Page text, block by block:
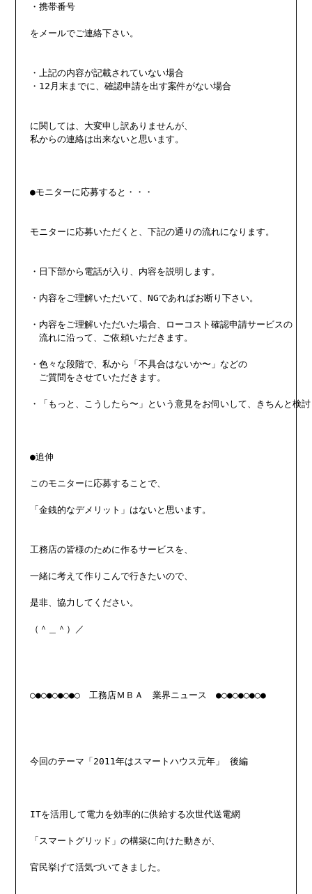
・携帯番号
をメールでご連絡下さい。
・上記の内容が記載されていない場合
・12月末までに、確認申請を出す案件がない場合
に関しては、大変申し訳ありませんが、
私からの連絡は出来ないと思います。
●モニターに応募すると・・・
モニターに応募いただくと、下記の通りの流れになります。
・日下部から電話が入り、内容を説明します。
・内容をご理解いただいて、NGであればお断り下さい。
・内容をご理解いただいた場合、ローコスト確認申請サービスの
流れに沿って、ご依頼いただきます。
・色々な段階で、私から「不具合はないか〜」などの
ご質問をさせていただきます。
・「もっと、こうしたら〜」という意見をお伺いして、きちんと検
●追伸
このモニターに応募することで、
「金銭的なデメリット」はないと思います。
工務店の皆様のために作るサービスを、
一緒に考えて作りこんで行きたいので、
是非、協力してください。
（＾＿＾）／
○●○●○●○●○　工務店ＭＢＡ　業界ニュース　●○●○●○●○●
今回のテーマ「2011年はスマートハウス元年」 後編
ITを活用して電力を効率的に供給する次世代送電網
「スマートグリッド」の構築に向けた動きが、
官民挙げて活気づいてきました。